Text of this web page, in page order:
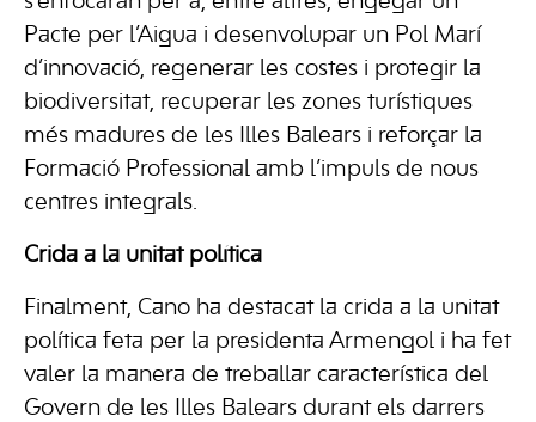
Pacte per l’Aigua i desenvolupar un Pol Marí
d’innovació, regenerar les costes i protegir la
biodiversitat, recuperar les zones turístiques
més madures de les Illes Balears i reforçar la
Formació Professional amb l’impuls de nous
centres integrals.
Crida a la unitat política
Finalment, Cano ha destacat la crida a la unitat
política feta per la presidenta Armengol i ha fet
valer la manera de treballar característica del
Govern de les Illes Balears durant els darrers